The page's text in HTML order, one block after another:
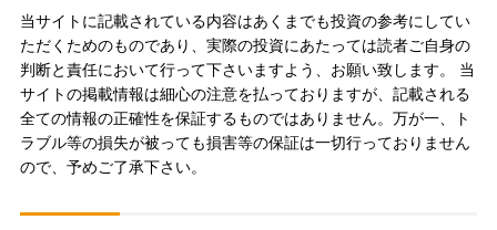
当サイトに記載されている内容はあくまでも投資の参考にしてい
ただくためのものであり、実際の投資にあたっては読者ご自身の
判断と責任において行って下さいますよう、お願い致します。 当
サイトの掲載情報は細心の注意を払っておりますが、記載される
全ての情報の正確性を保証するものではありません。万が一、ト
ラブル等の損失が被っても損害等の保証は一切行っておりません
ので、予めご了承下さい。